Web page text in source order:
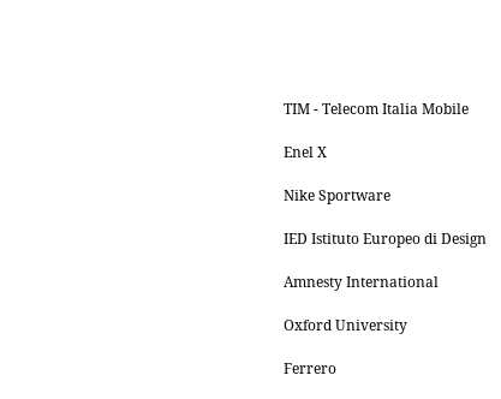
TIM - Telecom Italia Mobile
Enel X
Nike Sportware
IED Istituto Europeo di Design
Amnesty International
Oxford University
Ferrero